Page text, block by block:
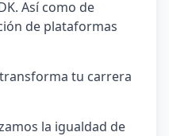
Así como de
de plataformas
transforma tu carrera
la igualdad de